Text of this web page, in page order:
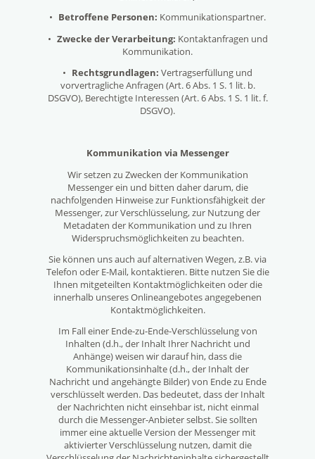
• Betroffene Personen: Kommunikationspartner.
• Zwecke der Verarbeitung: Kontaktanfragen und
Kommunikation.
• Rechtsgrundlagen: Vertragserfüllung und
vorvertragliche Anfragen (Art. 6 Abs. 1 S. 1 lit. b.
DSGVO), Berechtigte Interessen (Art. 6 Abs. 1 S. 1 lit. f.
DSGVO).
Kommunikation via Messenger
Wir setzen zu Zwecken der Kommunikation
Messenger ein und bitten daher darum, die
nachfolgenden Hinweise zur Funktionsfähigkeit der
Messenger, zur Verschlüsselung, zur Nutzung der
Metadaten der Kommunikation und zu Ihren
Widerspruchsmöglichkeiten zu beachten.
Sie können uns auch auf alternativen Wegen, z.B. via
Telefon oder E-Mail, kontaktieren. Bitte nutzen Sie die
Ihnen mitgeteilten Kontaktmöglichkeiten oder die
innerhalb unseres Onlineangebotes angegebenen
Kontaktmöglichkeiten.
Im Fall einer Ende-zu-Ende-Verschlüsselung von
Inhalten (d.h., der Inhalt Ihrer Nachricht und
Anhänge) weisen wir darauf hin, dass die
Kommunikationsinhalte (d.h., der Inhalt der
Nachricht und angehängte Bilder) von Ende zu Ende
verschlüsselt werden. Das bedeutet, dass der Inhalt
der Nachrichten nicht einsehbar ist, nicht einmal
durch die Messenger-Anbieter selbst. Sie sollten
immer eine aktuelle Version der Messenger mit
aktivierter Verschlüsselung nutzen, damit die